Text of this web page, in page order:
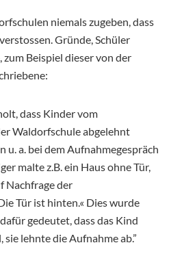
niemals zugeben, dass
Gründe, Schüler
Beispiel dieser von der
dass Kinder vom
Waldorfschule abgelehnt
u. a. bei dem Aufnahmegespräch
malte z.B. ein Haus ohne Tür,
Nachfrage der
Tür ist hinten.« Dies wurde
gedeutet, dass das Kind
lehnte die Aufnahme ab.”